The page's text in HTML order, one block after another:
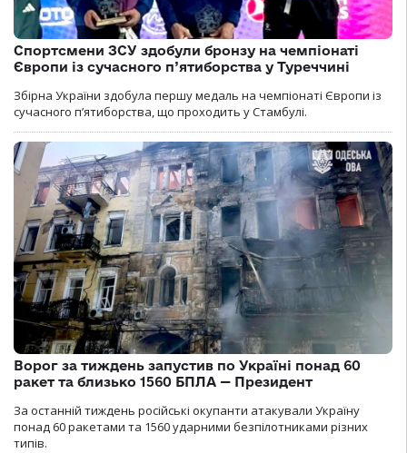
Спортсмени ЗСУ здобули бронзу на чемпіонаті
Європи із сучасного п’ятиборства у Туреччині
Збірна України здобула першу медаль на чемпіонаті Європи із
сучасного п’ятиборства, що проходить у Стамбулі.
Ворог за тиждень запустив по Україні понад 60
ракет та близько 1560 БПЛА — Президент
За останній тиждень російські окупанти атакували Україну
понад 60 ракетами та 1560 ударними безпілотниками різних
типів.